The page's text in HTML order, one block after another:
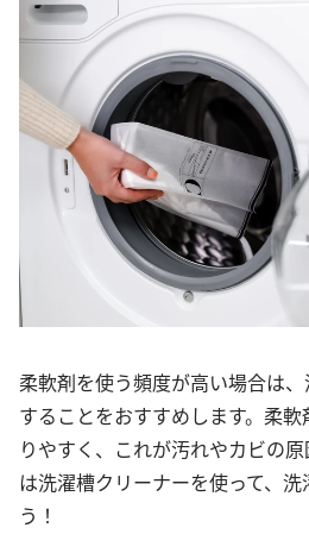
柔軟剤を使う頻度が高い場合は
することをおすすめします。柔
りやすく、これが汚れやカビの
は洗濯槽クリーナーを使って、
う！